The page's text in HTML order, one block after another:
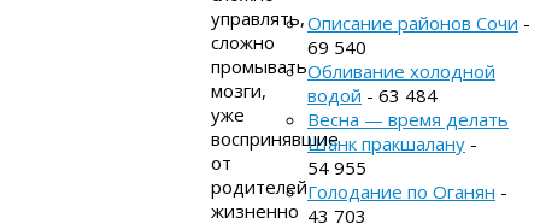
управлять,
сложно
промывать
мозги,
уже
воспринявшие
от
родителей
жизненно
Описание районов Сочи -
69 540
Обливание холодной
водой - 63 484
Весна — время делать
Шанк пракшалану -
54 955
Голодание по Оганян -
43 703